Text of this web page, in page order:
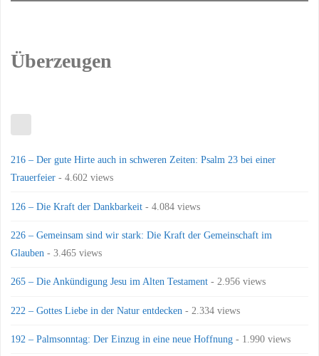
Überzeugen
216 – Der gute Hirte auch in schweren Zeiten: Psalm 23 bei einer
Trauerfeier - 4.602 views
126 – Die Kraft der Dankbarkeit - 4.084 views
226 – Gemeinsam sind wir stark: Die Kraft der Gemeinschaft im
Glauben - 3.465 views
265 – Die Ankündigung Jesu im Alten Testament - 2.956 views
222 – Gottes Liebe in der Natur entdecken - 2.334 views
192 – Palmsonntag: Der Einzug in eine neue Hoffnung - 1.990 views